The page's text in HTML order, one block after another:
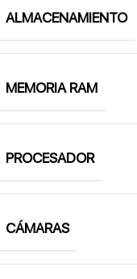
ALMACENAMIENTO
MEMORIA RAM
PROCESADOR
CÁMARAS